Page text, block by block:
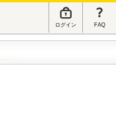
ログイン FAQ